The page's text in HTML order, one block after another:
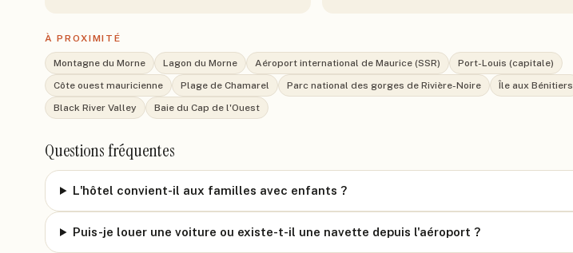
À PROXIMITÉ
Montagne du Morne Lagon du Morne Aéroport international de Maurice (SSR)
Port-Louis (capitale)
Côte ouest mauricienne
Plage de Chamarel Parc national des gorges de Rivière-Noire
Île aux Bénitiers
Black River Valley
Baie du Cap de l'Ouest
Questions fréquentes
L'hôtel convient-il aux familles avec enfants ?
Puis-je louer une voiture ou existe-t-il une navette depuis l'aéroport ?